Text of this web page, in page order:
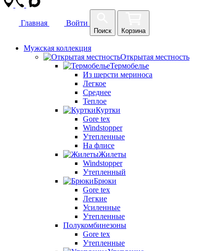
Главная Войти
Поиск Корзина
Мужская коллекция
Открытая местность
Термобелье
Из шерсти мериноса
Легкое
Среднее
Теплое
Куртки
Gore tex
Windstopper
Утепленные
На флисе
Жилеты
Windstopper
Утепленный
Брюки
Gore tex
Легкие
Усиленные
Утепленные
Полукомбинезоны
Gore tex
Утепленные